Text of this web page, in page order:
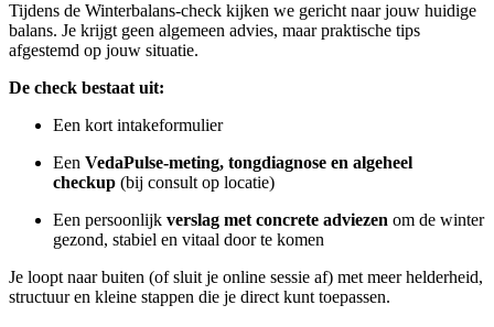
Tijdens de Winterbalans-check kijken we gericht naar jouw huidige
balans. Je krijgt geen algemeen advies, maar praktische tips
afgestemd op jouw situatie.
De check bestaat uit:
Een kort intakeformulier
Een VedaPulse-meting, tongdiagnose en algeheel
checkup (bij consult op locatie)
Een persoonlijk verslag met concrete adviezen om de winter
gezond, stabiel en vitaal door te komen
Je loopt naar buiten (of sluit je online sessie af) met meer helderheid,
structuur en kleine stappen die je direct kunt toepassen.